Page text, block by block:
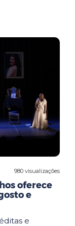
980 visualizações
oferece
e
e